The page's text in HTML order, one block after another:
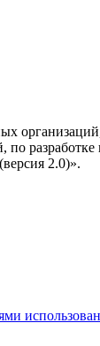
2.0)».